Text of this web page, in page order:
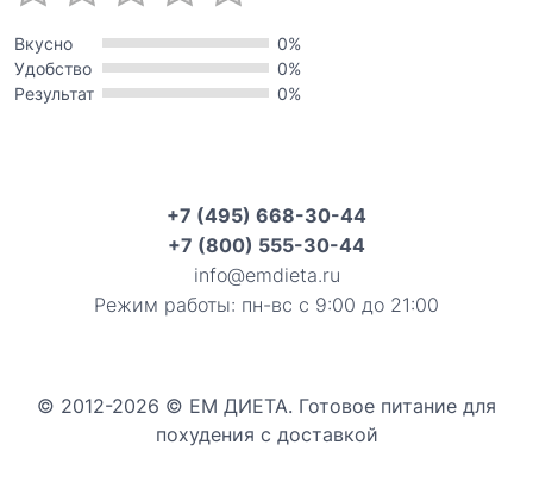
Вкусно
0%
Удобство
0%
Результат
0%
+7 (495) 668-30-44
+7 (800) 555-30-44
info@emdieta.ru
Режим работы: пн-вс с 9:00 до 21:00
© 2012-2026 © ЕМ ДИЕТА. Готовое питание для
похудения с доставкой